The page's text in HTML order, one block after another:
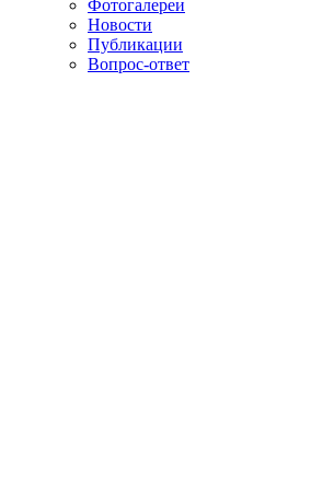
Фотогалереи
Новости
Публикации
Вопрос-ответ